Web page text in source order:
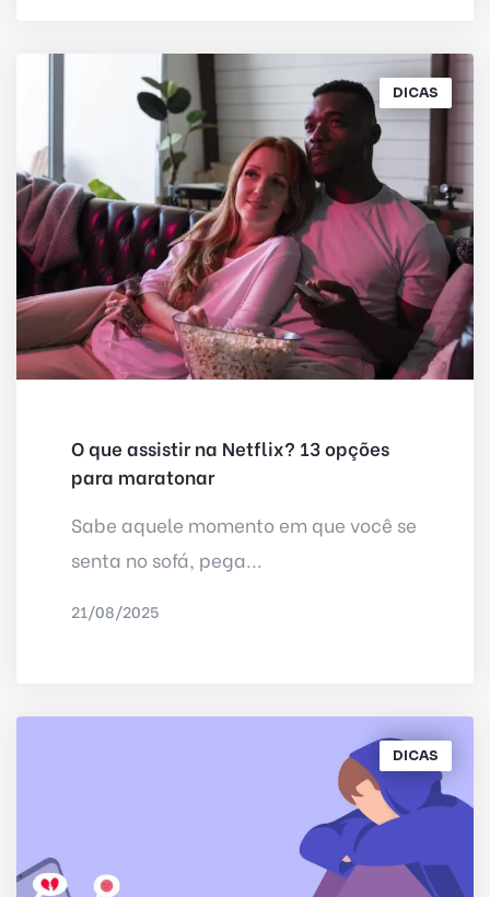
DICAS
O que assistir na Netflix? 13 opções
para maratonar
Sabe aquele momento em que você se
senta no sofá, pega...
21/08/2025
DICAS